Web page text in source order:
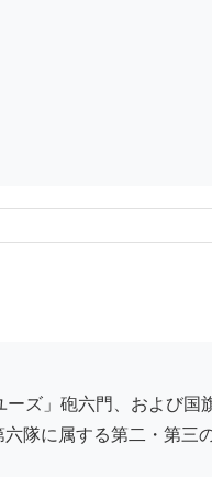
隊に属する第二・第三